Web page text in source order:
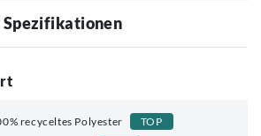
Spezifikationen
recyceltes Polyester
TOP